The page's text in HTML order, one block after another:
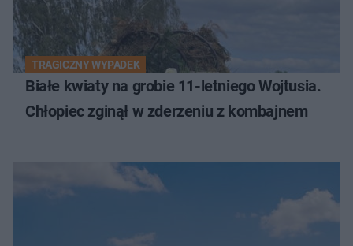
TRAGICZNY WYPADEK
Białe kwiaty na grobie 11-letniego Wojtusia.
Chłopiec zginął w zderzeniu z kombajnem